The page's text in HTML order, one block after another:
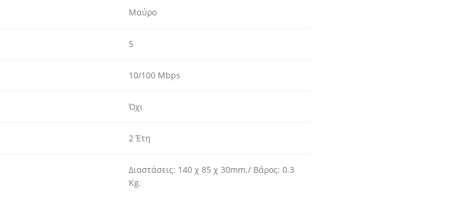
Μαύρο
5
10/100 Mbps
Όχι
2 Έτη
Διαστάσεις: 140 χ 85 χ 30mm./ Βάρος: 0.3
Kg.